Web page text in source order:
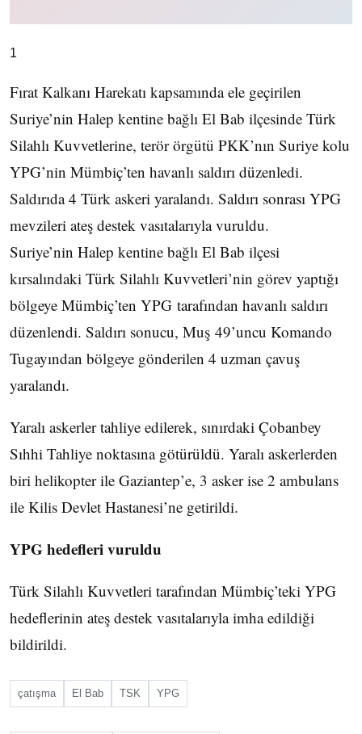
1
Fırat Kalkanı Harekatı kapsamında ele geçirilen
Suriye’nin Halep kentine bağlı El Bab ilçesinde Türk
Silahlı Kuvvetlerine, terör örgütü PKK’nın Suriye kolu
YPG’nin Mümbiç’ten havanlı saldırı düzenledi.
Saldırıda 4 Türk askeri yaralandı. Saldırı sonrası YPG
mevzileri ateş destek vasıtalarıyla vuruldu.
Suriye’nin Halep kentine bağlı El Bab ilçesi
kırsalındaki Türk Silahlı Kuvvetleri’nin görev yaptığı
bölgeye Mümbiç’ten YPG tarafından havanlı saldırı
düzenlendi. Saldırı sonucu, Muş 49’uncu Komando
Tugayından bölgeye gönderilen 4 uzman çavuş
yaralandı.
Yaralı askerler tahliye edilerek, sınırdaki Çobanbey
Sıhhi Tahliye noktasına götürüldü. Yaralı askerlerden
biri helikopter ile Gaziantep’e, 3 asker ise 2 ambulans
ile Kilis Devlet Hastanesi’ne getirildi.
YPG hedefleri vuruldu
Türk Silahlı Kuvvetleri tarafından Mümbiç’teki YPG
hedeflerinin ateş destek vasıtalarıyla imha edildiği
bildirildi.
çatışma El Bab TSK YPG